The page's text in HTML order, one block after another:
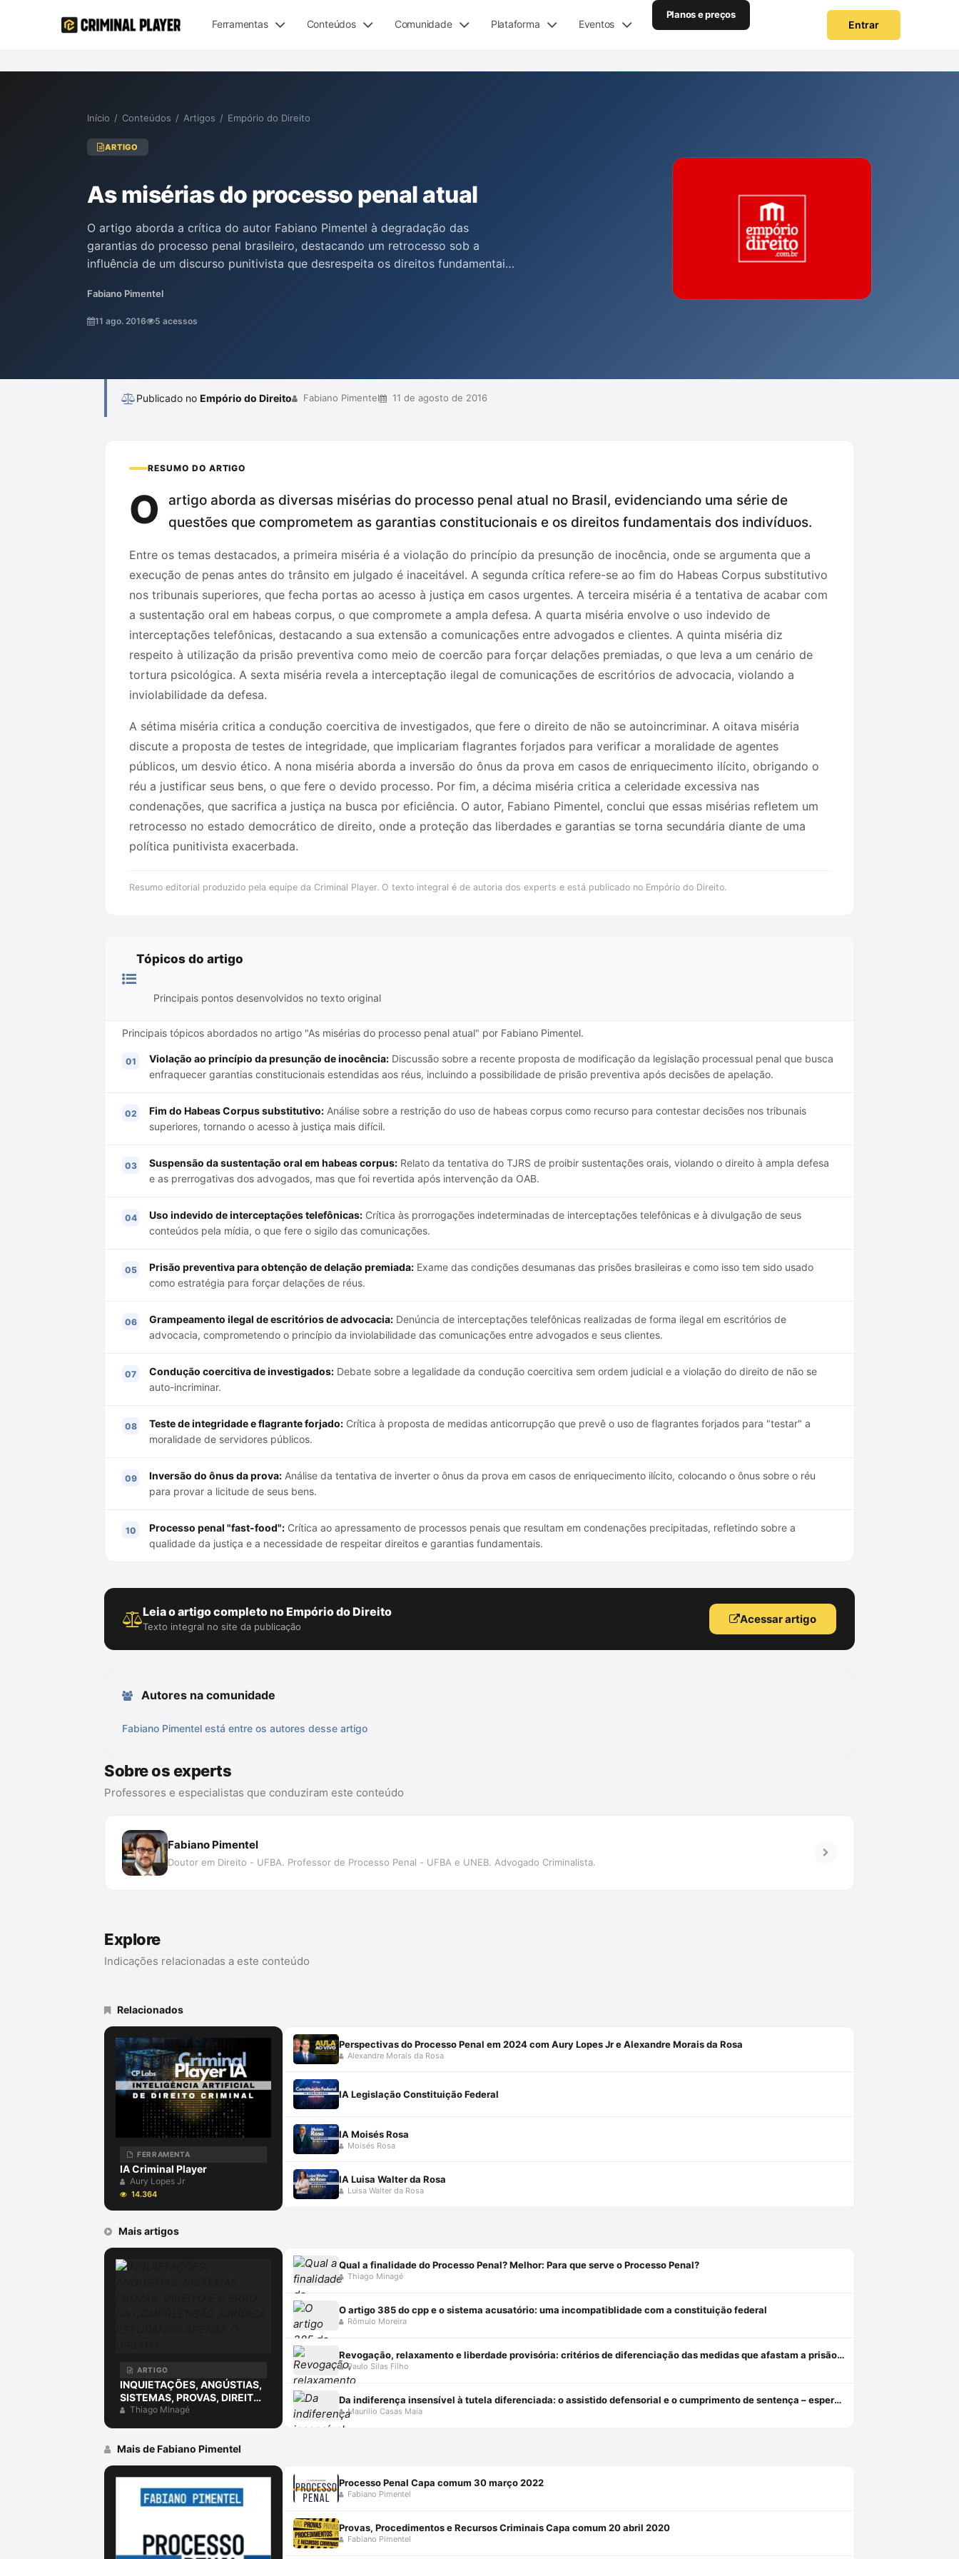
Ferramentas Conteúdos Comunidade Plataforma Eventos
Planos e preços
Entrar
Início / Conteúdos / Artigos / Empório do Direito
ARTIGO
As misérias do processo penal atual
O artigo aborda a crítica do autor Fabiano Pimentel à degradação das
garantias do processo penal brasileiro, destacando um retrocesso sob a
influência de um discurso punitivista que desrespeita os direitos fundamentais.
presunção de inocência, a restrição do habeas corpus, o uso de prisões
preventivas como forma de pressão e a aplicação de medidas anticorrupção
Fabiano Pimentel
11 ago. 2016 5 acessos
Publicado no Empório do Direito Fabiano Pimentel 11 de agosto de 2016
RESUMO DO ARTIGO
O
artigo aborda as diversas misérias do processo penal atual no Brasil, evidenciando uma série de
questões que comprometem as garantias constitucionais e os direitos fundamentais dos indivíduos.
Entre os temas destacados, a primeira miséria é a violação do princípio da presunção de inocência, onde se argumenta que a
execução de penas antes do trânsito em julgado é inaceitável. A segunda crítica refere-se ao fim do Habeas Corpus substitutivo
nos tribunais superiores, que fecha portas ao acesso à justiça em casos urgentes. A terceira miséria é a tentativa de acabar com
a sustentação oral em habeas corpus, o que compromete a ampla defesa. A quarta miséria envolve o uso indevido de
interceptações telefônicas, destacando a sua extensão a comunicações entre advogados e clientes. A quinta miséria diz
respeito à utilização da prisão preventiva como meio de coercão para forçar delações premiadas, o que leva a um cenário de
tortura psicológica. A sexta miséria revela a interceptação ilegal de comunicações de escritórios de advocacia, violando a
inviolabilidade da defesa.
A sétima miséria critica a condução coercitiva de investigados, que fere o direito de não se autoincriminar. A oitava miséria
discute a proposta de testes de integridade, que implicariam flagrantes forjados para verificar a moralidade de agentes
públicos, um desvio ético. A nona miséria aborda a inversão do ônus da prova em casos de enriquecimento ilícito, obrigando o
réu a justificar seus bens, o que fere o devido processo. Por fim, a décima miséria critica a celeridade excessiva nas
condenações, que sacrifica a justiça na busca por eficiência. O autor, Fabiano Pimentel, conclui que essas misérias refletem um
retrocesso no estado democrático de direito, onde a proteção das liberdades e garantias se torna secundária diante de uma
política punitivista exacerbada.
Resumo editorial produzido pela equipe da Criminal Player. O texto integral é de autoria dos experts e está publicado no Empório do Direito.
Tópicos do artigo
Principais pontos desenvolvidos no texto original
Principais tópicos abordados no artigo "As misérias do processo penal atual" por Fabiano Pimentel.
Violação ao princípio da presunção de inocência: Discussão sobre a recente proposta de modificação da legislação processual penal que busca
enfraquecer garantias constitucionais estendidas aos réus, incluindo a possibilidade de prisão preventiva após decisões de apelação.
Fim do Habeas Corpus substitutivo: Análise sobre a restrição do uso de habeas corpus como recurso para contestar decisões nos tribunais
superiores, tornando o acesso à justiça mais difícil.
Suspensão da sustentação oral em habeas corpus: Relato da tentativa do TJRS de proibir sustentações orais, violando o direito à ampla defesa
e as prerrogativas dos advogados, mas que foi revertida após intervenção da OAB.
Uso indevido de interceptações telefônicas: Crítica às prorrogações indeterminadas de interceptações telefônicas e à divulgação de seus
conteúdos pela mídia, o que fere o sigilo das comunicações.
Prisão preventiva para obtenção de delação premiada: Exame das condições desumanas das prisões brasileiras e como isso tem sido usado
como estratégia para forçar delações de réus.
Grampeamento ilegal de escritórios de advocacia: Denúncia de interceptações telefônicas realizadas de forma ilegal em escritórios de
advocacia, comprometendo o princípio da inviolabilidade das comunicações entre advogados e seus clientes.
Condução coercitiva de investigados: Debate sobre a legalidade da condução coercitiva sem ordem judicial e a violação do direito de não se
auto-incriminar.
Teste de integridade e flagrante forjado: Crítica à proposta de medidas anticorrupção que prevê o uso de flagrantes forjados para "testar" a
moralidade de servidores públicos.
Inversão do ônus da prova: Análise da tentativa de inverter o ônus da prova em casos de enriquecimento ilícito, colocando o ônus sobre o réu
para provar a licitude de seus bens.
Processo penal "fast-food": Crítica ao apressamento de processos penais que resultam em condenações precipitadas, refletindo sobre a
qualidade da justiça e a necessidade de respeitar direitos e garantias fundamentais.
Leia o artigo completo no Empório do Direito
Texto integral no site da publicação
Acessar artigo
Autores na comunidade
Fabiano Pimentel está entre os autores desse artigo
Sobre os experts
Professores e especialistas que conduziram este conteúdo
Fabiano Pimentel
Doutor em Direito - UFBA. Professor de Processo Penal - UFBA e UNEB. Advogado Criminalista.
Explore
Indicações relacionadas a este conteúdo
Relacionados
FERRAMENTA
IA Criminal Player
Aury Lopes Jr
14.364
Perspectivas do Processo Penal em 2024 com Aury Lopes Jr e Alexandre Morais da Rosa
Alexandre Morais da Rosa
IA Legislação Constituição Federal
IA Moisés Rosa
Moisés Rosa
IA Luisa Walter da Rosa
Luisa Walter da Rosa
Mais artigos
ARTIGO
INQUIETAÇÕES, ANGÚSTIAS,
SISTEMAS, PROVAS, DIREITO
E O ERRO DA COMPREENSÃO
Thiago Minagé
Qual a finalidade do Processo Penal? Melhor: Para que serve o Processo Penal?
Thiago Minagé
O artigo 385 do cpp e o sistema acusatório: uma incompatiblidade com a constituição federal
Rômulo Moreira
Revogação, relaxamento e liberdade provisória: critérios de diferenciação das medidas que afastam a prisão cautelar
Paulo Silas Filho
Da indiferença insensível à tutela diferenciada: o assistido defensorial e o cumprimento de sentença – esperanças da cidadania no ncpc
Maurilio Casas Maia
Mais de Fabiano Pimentel
Processo Penal Capa comum 30 março 2022
Fabiano Pimentel
Provas, Procedimentos e Recursos Criminais Capa comum 20 abril 2020
Fabiano Pimentel